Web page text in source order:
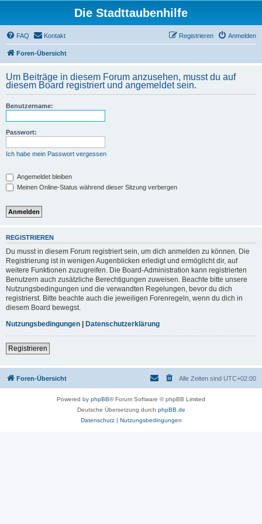
Die Stadttaubenhilfe
FAQ Kontakt Anmelden
Registrieren
Foren-Übersicht
Um Beiträge in diesem Forum anzusehen, musst du auf
diesem Board registriert und angemeldet sein.
Benutzername:
Passwort:
Ich habe mein Passwort vergessen
Angemeldet bleiben
Meinen Online-Status während dieser Sitzung verbergen
REGISTRIEREN
Du musst in diesem Forum registriert sein, um dich anmelden zu können. Die
Registrierung ist in wenigen Augenblicken erledigt und ermöglicht dir, auf
weitere Funktionen zuzugreifen. Die Board-Administration kann registrierten
Benutzern auch zusätzliche Berechtigungen zuweisen. Beachte bitte unsere
Nutzungsbedingungen und die verwandten Regelungen, bevor du dich
registrierst. Bitte beachte auch die jeweiligen Forenregeln, wenn du dich in
diesem Board bewegst.
Nutzungsbedingungen | Datenschutzerklärung
Registrieren
Foren-Übersicht Alle Zeiten sind UTC+02:00
Powered by phpBB® Forum Software © phpBB Limited
Deutsche Übersetzung durch phpBB.de
Datenschutz| Nutzungsbedingungen